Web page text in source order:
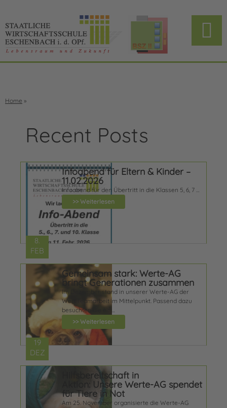
Home »
Recent Posts
8.
FEB
Infoabend für Eltern & Kinder –
11.02.2026
Infoabend für den Übertritt in die Klassen 5, 6, 7 …
>> Weiterlesen
19
DEZ
Gemeinsam stark: Werte-AG
bringt Generationen zusammen
Im Dezember stand in unserer Werte-AG der
Wert Teamarbeit im Mittelpunkt. Passend dazu
besuchten die elf …
>> Weiterlesen
Hilfsbereitschaft in
Aktion: Unsere Werte-AG spendet
für Tiere in Not
Am 25. November organisierte die Werte-AG